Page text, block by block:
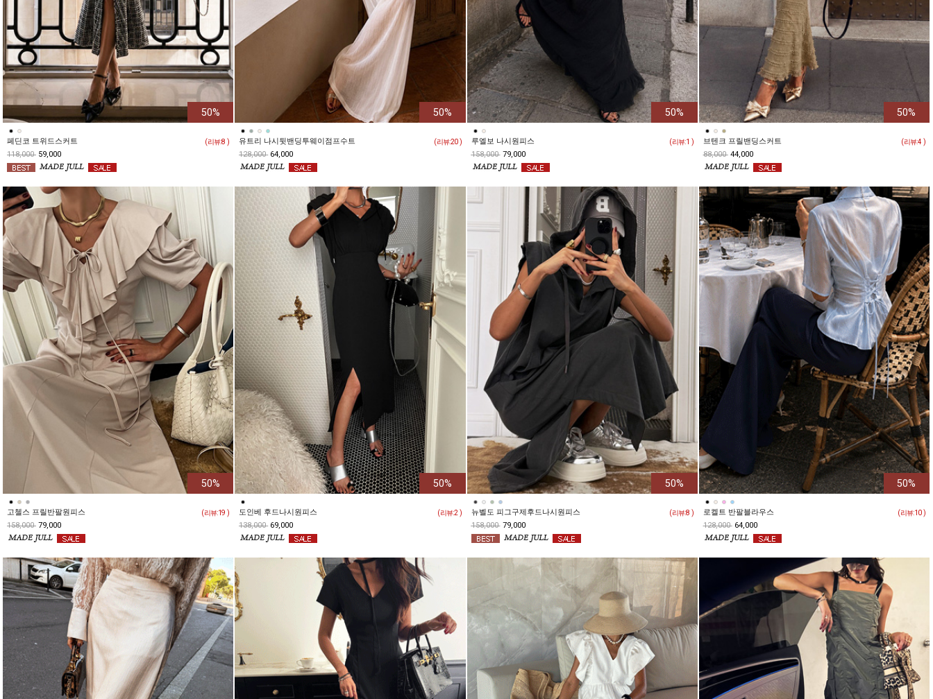
50%
페딘코 트위드스커트 ( 리뷰:8 )
118,000 59,000
50%
유트리 나시뒷밴딩투웨이점프수트 ( 리뷰:20 )
128,000 64,000
50%
루엘보 나시원피스 ( 리뷰:1 )
158,000 79,000
50%
브텐크 프릴밴딩스커트 ( 리뷰:4 )
88,000 44,000
50%
고첼스 프릴반팔원피스 ( 리뷰:19 )
158,000 79,000
50%
도인베 후드나시원피스 ( 리뷰:2 )
138,000 69,000
50%
뉴벨도 피그구제후드나시원피스 ( 리뷰:8 )
158,000 79,000
50%
로켈트 반팔블라우스 ( 리뷰:10 )
128,000 64,000